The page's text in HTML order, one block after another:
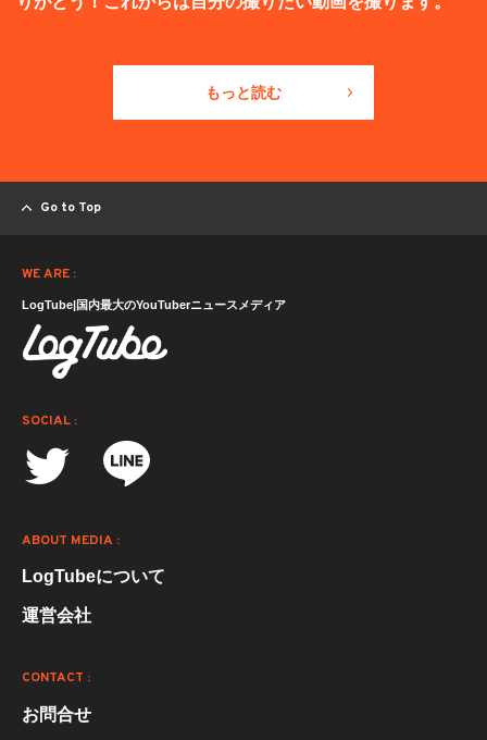
もっと読む
Go to Top
WE ARE :
LogTube|国内最大のYouTuberニュースメディア
SOCIAL :
ABOUT MEDIA :
LogTubeについて
運営会社
CONTACT :
お問合せ